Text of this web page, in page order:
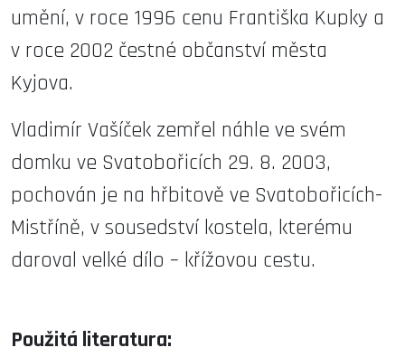
umění, v roce 1996 cenu Františka Kupky a
v roce 2002 čestné občanství města
Kyjova.
Vladimír Vašíček zemřel náhle ve svém
domku ve Svatobořicích 29. 8. 2003,
pochován je na hřbitově ve Svatobořicích-
Mistříně, v sousedství kostela, kterému
daroval velké dílo – křížovou cestu.
Použitá literatura: